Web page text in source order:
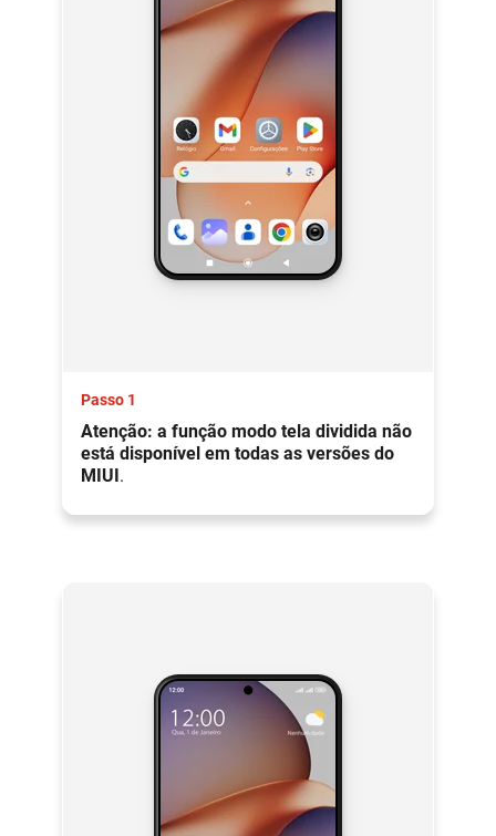
Passo 1
Atenção: a função modo tela dividida não
está disponível em todas as versões do
MIUI.